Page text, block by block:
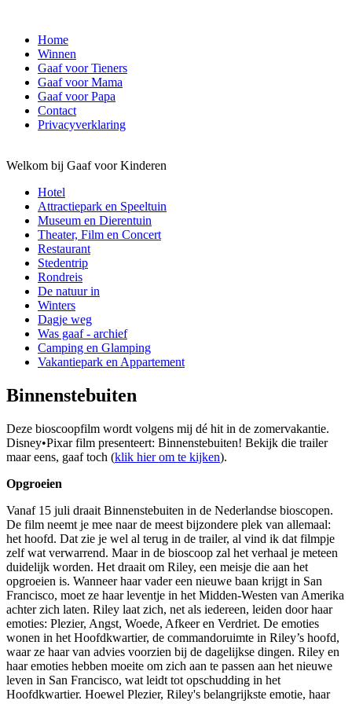
Home
Winnen
Gaaf voor Tieners
Gaaf voor Mama
Gaaf voor Papa
Contact
Privacyverklaring
Welkom bij Gaaf voor Kinderen
Hotel
Attractiepark en Speeltuin
Museum en Dierentuin
Theater, Film en Concert
Restaurant
Stedentrip
Rondreis
De natuur in
Winters
Dagje weg
Was gaaf - archief
Camping en Glamping
Vakantiepark en Appartement
Binnenstebuiten
Deze bioscoopfilm wordt volgens mij dé hit in de zomervakantie.
Disney•Pixar film presenteert: Binnenstebuiten! Bekijk die trailer
maar eens, gaaf toch (klik hier om te kijken).
Opgroeien
Vanaf 15 juli draait Binnenstebuiten in de Nederlandse bioscopen.
De film neemt je mee naar de meest bijzondere plek van allemaal:
het hoofd. Dat zie je wel al terug in de trailer, al vind ik dat filmpje
zelf wat verwarrend. Maar in de bioscoop zal het verhaal je meteen
duidelijk worden. Het draait om Riley, een meisje die aan het
opgroeien is. Wanneer haar vader een nieuwe baan krijgt in San
Francisco, moet ze haar leventje in het Midden-Westen van Amerika
achter zich laten. Riley laat zich, net als iedereen, leiden door haar
emoties: Plezier, Angst, Woede, Afkeer en Verdriet. De emoties
wonen in het Hoofdkwartier, de commandoruimte in Riley’s hoofd,
waar ze haar van advies voorzien bij de dagelijkse dingen. Riley en
haar emoties hebben moeite om zich aan te passen aan het nieuwe
leven in San Francisco, wat leidt tot opschudding in het
Hoofdkwartier. Hoewel Plezier, Riley's belangrijkste emotie, haar